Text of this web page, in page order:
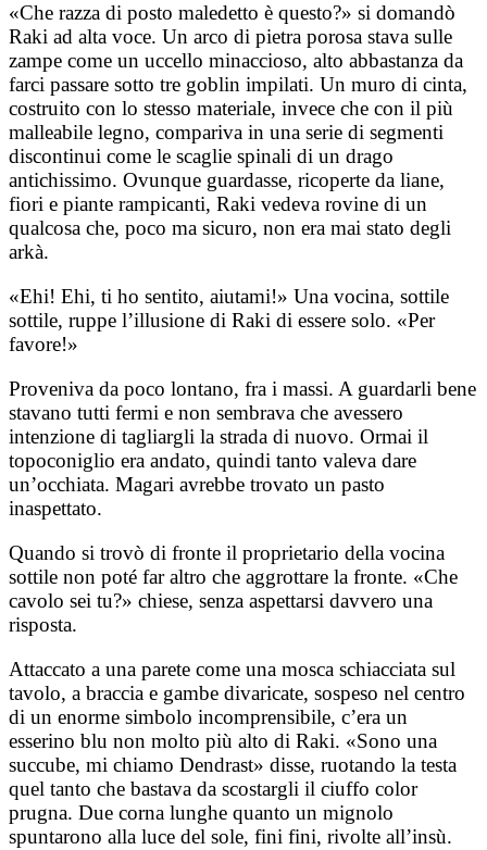
«Che razza di posto maledetto è questo?» si domandò
Raki ad alta voce. Un arco di pietra porosa stava sulle
zampe come un uccello minaccioso, alto abbastanza da
farci passare sotto tre goblin impilati. Un muro di cinta,
costruito con lo stesso materiale, invece che con il più
malleabile legno, compariva in una serie di segmenti
discontinui come le scaglie spinali di un drago
antichissimo. Ovunque guardasse, ricoperte da liane,
fiori e piante rampicanti, Raki vedeva rovine di un
qualcosa che, poco ma sicuro, non era mai stato degli
arkà.
«Ehi! Ehi, ti ho sentito, aiutami!» Una vocina, sottile
sottile, ruppe l’illusione di Raki di essere solo. «Per
favore!»
Proveniva da poco lontano, fra i massi. A guardarli bene
stavano tutti fermi e non sembrava che avessero
intenzione di tagliargli la strada di nuovo. Ormai il
topoconiglio era andato, quindi tanto valeva dare
un’occhiata. Magari avrebbe trovato un pasto
inaspettato.
Quando si trovò di fronte il proprietario della vocina
sottile non poté far altro che aggrottare la fronte. «Che
cavolo sei tu?» chiese, senza aspettarsi davvero una
risposta.
Attaccato a una parete come una mosca schiacciata sul
tavolo, a braccia e gambe divaricate, sospeso nel centro
di un enorme simbolo incomprensibile, c’era un
esserino blu non molto più alto di Raki. «Sono una
succube, mi chiamo Dendrast» disse, ruotando la testa
quel tanto che bastava da scostargli il ciuffo color
prugna. Due corna lunghe quanto un mignolo
spuntarono alla luce del sole, fini fini, rivolte all’insù.